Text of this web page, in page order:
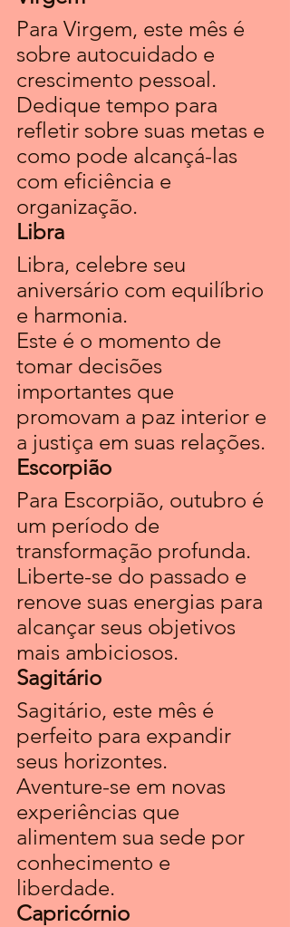
Para Virgem, este mês é
sobre autocuidado e
crescimento pessoal.
Dedique tempo para
refletir sobre suas metas e
como pode alcançá-las
com eficiência e
organização.
Libra
Libra, celebre seu
aniversário com equilíbrio
e harmonia.
Este é o momento de
tomar decisões
importantes que
promovam a paz interior e
a justiça em suas relações.
Escorpião
Para Escorpião, outubro é
um período de
transformação profunda.
Liberte-se do passado e
renove suas energias para
alcançar seus objetivos
mais ambiciosos.
Sagitário
Sagitário, este mês é
perfeito para expandir
seus horizontes.
Aventure-se em novas
experiências que
alimentem sua sede por
conhecimento e
liberdade.
Capricórnio